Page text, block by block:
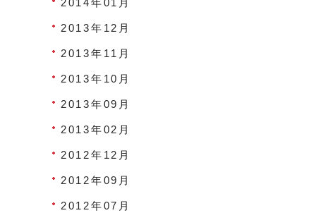
2014年01月
2013年12月
2013年11月
2013年10月
2013年09月
2013年02月
2012年12月
2012年09月
2012年07月